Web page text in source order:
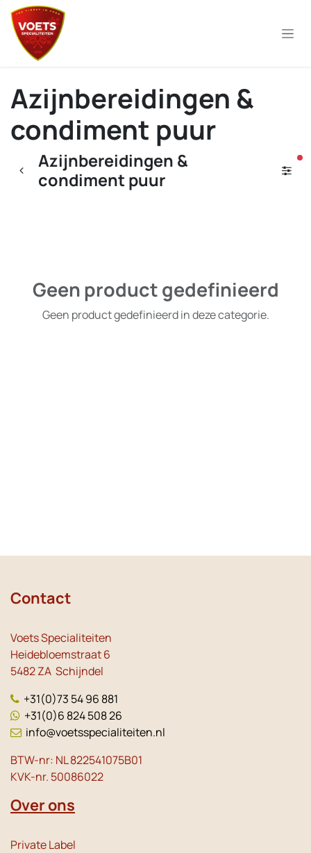
Overslaan naar inhoud
Azijnbereidingen &
condiment puur
Azijnbereidingen &
condiment puur
Geen product gedefinieerd
Geen product gedefinieerd in deze categorie.
Contact
Voets Specialiteiten
Heidebloemstraat 6
5482 ZA Schijndel
+31(0)73 54 96 881
+31(0)6 824 508 26
info@voetsspecialiteiten.nl
BTW-nr: NL 822541075B01
KVK-nr. 50086022
Over ons
Private Label